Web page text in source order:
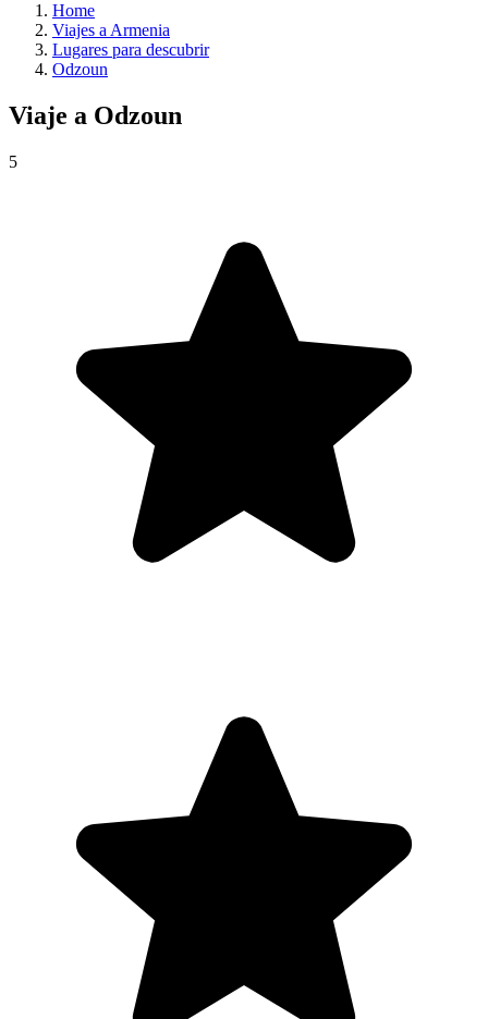
Home
Viajes a Armenia
Lugares para descubrir
Odzoun
Viaje a Odzoun
5